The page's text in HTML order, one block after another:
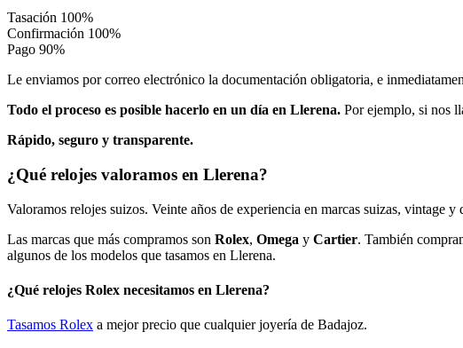
Tasación 100%
Confirmación 100%
Pago 90%
Le enviamos por correo electrónico la documentación obligatoria, e
Todo el proceso es posible hacerlo en un día en Llerena. Por ejemplo, si nos
Rápido, seguro y transparente.
¿Qué relojes valoramos en Llerena?
Valoramos relojes suizos. Veinte años de experiencia en marcas suizas, vintage y
Las marcas que más compramos son Rolex, Omega y Cartier. También
algunos de los modelos que tasamos en Llerena.
¿Qué relojes Rolex necesitamos en Llerena?
Tasamos Rolex a mejor precio que cualquier joyería de Badajoz.